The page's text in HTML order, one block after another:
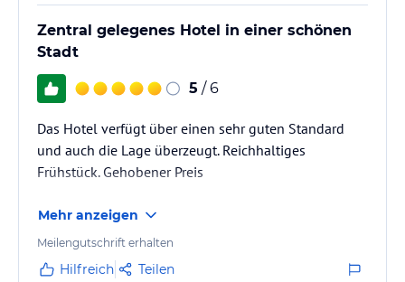
Zentral gelegenes Hotel in einer schönen
Stadt
5 / 6
Das Hotel verfügt über einen sehr guten Standard
und auch die Lage überzeugt. Reichhaltiges
Frühstück. Gehobener Preis
Mehr anzeigen
Meilengutschrift erhalten
Hilfreich Teilen